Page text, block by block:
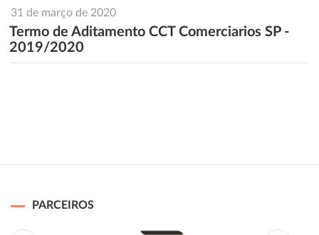
31 de março de 2020
Termo de Aditamento CCT Comerciarios SP -
2019/2020
PARCEIROS